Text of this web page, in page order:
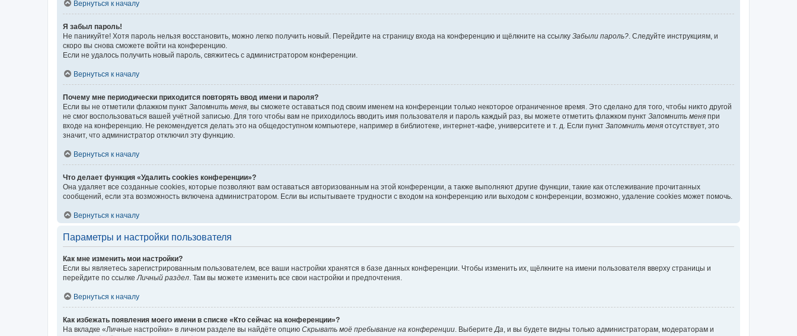
Вернуться к началу
Я забыл пароль!
Не паникуйте! Хотя пароль нельзя восстановить, можно легко получить новый. Перейдите на страницу входа на конференцию и щёлкните на ссылку Забыли пароль? . Следуйте инструкциям, и
скоро вы снова сможете войти на конференцию.
Если не удалось получить новый пароль, свяжитесь с администратором конференции.
Вернуться к началу
Почему мне периодически приходится повторять ввод имени и пароля?
Если вы не отметили флажком пункт Запомнить меня , вы сможете оставаться под своим именем на конференции только некоторое ограниченное время. Это сделано для того, чтобы никто другой
не смог воспользоваться вашей учётной записью. Для того чтобы вам не приходилось вводить имя пользователя и пароль каждый раз, вы можете отметить флажком пункт Запомнить меня при
входе на конференцию. Не рекомендуется делать это на общедоступном компьютере, например в библиотеке, интернет-кафе, университете и т. д. Если пункт Запомнить меня отсутствует, это
значит, что администратор отключил эту функцию.
Вернуться к началу
Что делает функция «Удалить cookies конференции»?
Она удаляет все созданные cookies, которые позволяют вам оставаться авторизованным на этой конференции, а также выполняют другие функции, такие как отслеживание прочитанных
сообщений, если эта возможность включена администратором. Если вы испытываете трудности с входом на конференцию или выходом с конференции, возможно, удаление cookies может помочь.
Вернуться к началу
Параметры и настройки пользователя
Как мне изменить мои настройки?
Если вы являетесь зарегистрированным пользователем, все ваши настройки хранятся в базе данных конференции. Чтобы изменить их, щёлкните на имени пользователя вверху страницы и
перейдите по ссылке Личный раздел . Там вы можете изменить все свои настройки и предпочтения.
Вернуться к началу
Как избежать появления моего имени в списке «Кто сейчас на конференции»?
На вкладке «Личные настройки» в личном разделе вы найдёте опцию Скрывать моё пребывание на конференции . Выберите Да , и вы будете видны только администраторам, модераторам и